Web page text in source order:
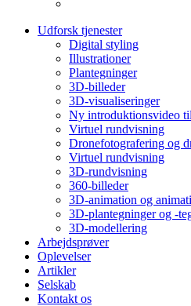
Udforsk tjenester
Digital styling
Illustrationer
Plantegninger
3D-billeder
3D-visualiseringer
Ny introduktionsvideo
Virtuel rundvisning
Dronefotografering og
Virtuel rundvisning
3D-rundvisning
360-billeder
3D-animation og
3D-plantegninger og -
3D-modellering
Arbejdsprøver
Oplevelser
Artikler
Selskab
Kontakt os